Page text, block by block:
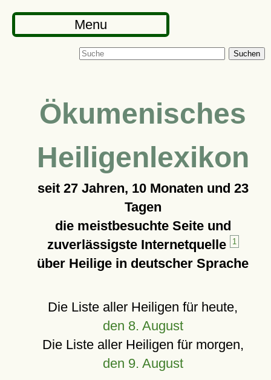
Menu
Suchen
Ökumenisches
Heiligenlexikon
seit 27 Jahren, 10 Monaten und 23
Tagen
die meistbesuchte Seite und
zuverlässigste Internetquelle
1
über Heilige in deutscher Sprache
Die Liste aller Heiligen für heute,
den 8. August
Die Liste aller Heiligen für morgen,
den 9. August